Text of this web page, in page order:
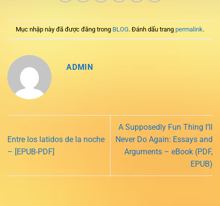
Mục nhập này đã được đăng trong BLOG. Đánh dấu trang permalink.
ADMIN
Entre los latidos de la noche
– [EPUB-PDF]
A Supposedly Fun Thing I’ll
Never Do Again: Essays and
Arguments – eBook (PDF,
EPUB)